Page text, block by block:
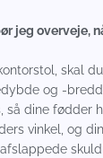
jeg overveje,
skal
og -
så dine fødder
vinkel, og